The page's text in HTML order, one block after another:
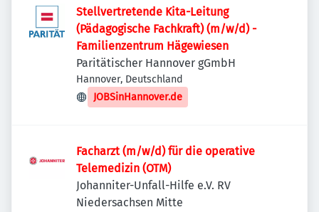
Stellvertretende Kita-Leitung
(Pädagogische Fachkraft) (m/w/d) -
Familienzentrum Hägewiesen
Paritätischer Hannover gGmbH
Hannover, Deutschland
JOBSinHannover.de
Facharzt (m/w/d) für die operative
Telemedizin (OTM)
Johanniter-Unfall-Hilfe e.V. RV
Niedersachsen Mitte